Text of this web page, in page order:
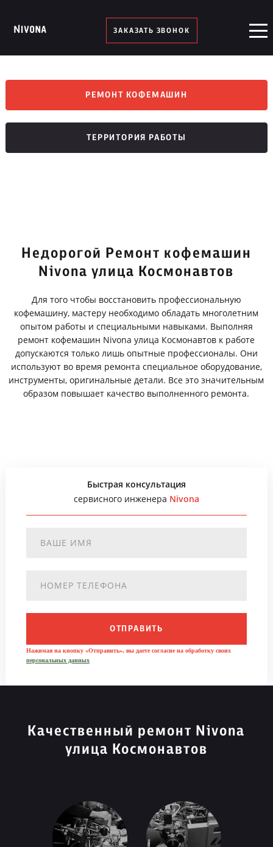
ЗАКАЗАТЬ ЗВОНОК
РЕМОНТ КОФЕМАШИН
ТЕРРИТОРИЯ РАБОТЫ
Недорогой Ремонт кофемашин
Nivona улица Космонавтов
Для того чтобы восстановить профессиональную
кофемашину, мастеру необходимо обладать многолетним
опытом работы и специальными навыками. Выполняя
ремонт кофемашин Nivona улица Космонавтов к работе
допускаются только лишь опытные профессионалы. Они
используют во время ремонта специальное оборудование,
инструменты, оригинальные детали. Все это значительным
образом повышает качество выполненного ремонта.
Быстрая консультация
сервисного инженера Nivona
ОТПРАВИТЬ
Нажимая на кнопку «Отправить», вы даете согласие на обработку своих
персональных данных
Качественный ремонт Nivona
улица Космонавтов